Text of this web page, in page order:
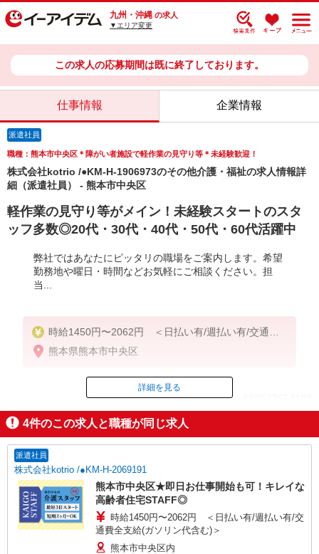
九州・沖縄 の求人
▼エリア変更
この求人の応募期間は既に終了しております。
仕事情報 企業情報
派遣社員
職種：熊本市中央区＊障がい者施設で軽作業の見守り等＊未経験歓迎！
株式会社kotrio /●KM-H-1906973のその他介護・福祉の求人情報詳
細（派遣社員） - 熊本市中央区
軽作業の見守り等がメイン！未経験スタートのスタ
ッフ多数◎20代・30代・40代・50代・60代活躍中
弊社ではあなたにピッタリの職場をご案内します。希望
勤務地や曜日・時間などお気軽にご相談ください。担
当...
時給1450円〜2062円 ＜日払い有/週払い有/交通費
全支給(ガソリン代含む)＞
熊本県熊本市中央区
ID：AE0527654188
掲載期間終了
詳細を見る
4件のこの求人と職種が同じ求人
派遣社員
株式会社kotrio /●KM-H-2069191
熊本市中央区★即日お仕事開始も可！キレイな
高齢者住宅STAFF◎
時給1450円〜2062円 ＜日払い有/週払い有/交
通費全支給(ガソリン代含む)＞
熊本市中央区内